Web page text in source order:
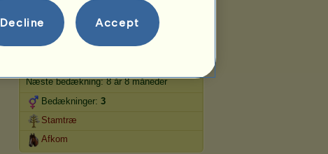
Formering
Næste bedækning: 8 år 8 måneder
Bedækninger: 3
Stamtræ
Afkom
Decline Accept